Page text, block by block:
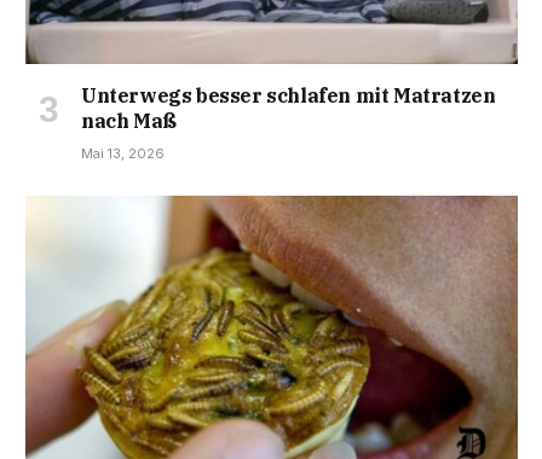
Unterwegs besser schlafen mit Matratzen
nach Maß
Mai 13, 2026